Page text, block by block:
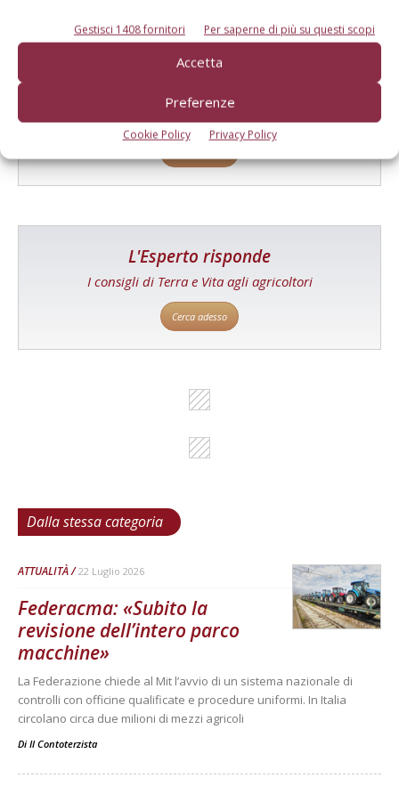
Gestisci 1408 fornitori Per saperne di più su questi scopi
Accetta
Preferenze
Cookie Policy Privacy Policy
Catalogo Aziende e Prodotti
Un modo semplice per cercare un'azienda o un
prodotto!
L'Esperto risponde
I consigli di Terra e Vita agli agricoltori
Cerca adesso
Dalla stessa categoria
ATTUALITÀ 22 Luglio 2026
Federacma: «Subito la
revisione dell’intero parco
macchine»
La Federazione chiede al Mit l’avvio di un sistema nazionale di
controlli con officine qualificate e procedure uniformi. In Italia
circolano circa due milioni di mezzi agricoli
Di Il Contoterzista